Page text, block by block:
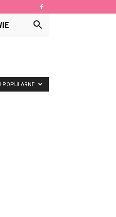
POPULARNE